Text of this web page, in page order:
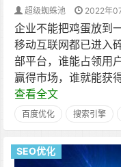
超级蜘蛛池 2022年
企业不能把鸡蛋放到
移动互联网都已进入
部平台，谁能占领用
赢得市场，谁就能获
查看全文
百度优化 搜索引擎
SEO优化